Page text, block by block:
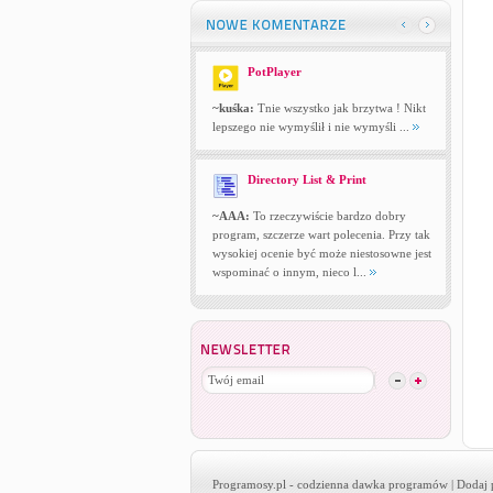
PotPlayer
~kuśka: Tnie wszystko jak brzytwa ! Nikt
lepszego nie wymyślił i nie wymyśli ...
Directory List & Print
~AAA: To rzeczywiście bardzo dobry
program, szczerze wart polecenia. Przy tak
wysokiej ocenie być może niestosowne jest
wspominać o innym, nieco l...
Programosy.pl - codzienna dawka programów | Dodaj